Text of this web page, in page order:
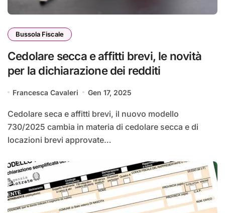
Bussola Fiscale
Cedolare secca e affitti brevi, le novità
per la dichiarazione dei redditi
Francesca Cavaleri Gen 17, 2025
Cedolare seca e affitti brevi, il nuovo modello
730/2025 cambia in materia di cedolare secca e di
locazioni brevi approvate…